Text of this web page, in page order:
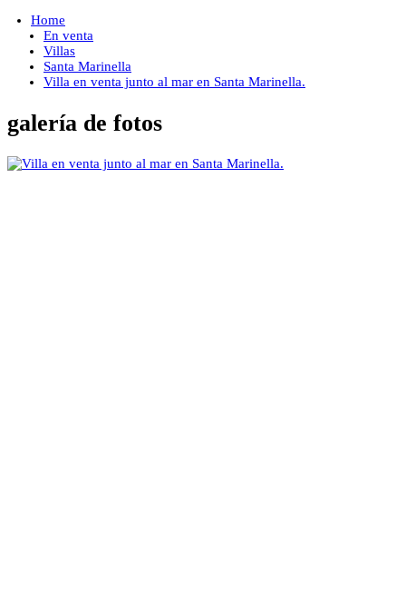
Home
En venta
Villas
Santa Marinella
Villa en venta junto al mar en Santa Marinella.
galería de fotos